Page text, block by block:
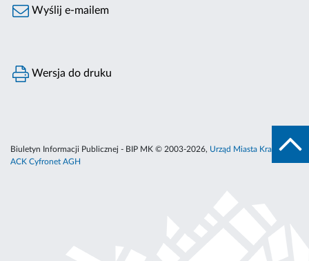
Wyślij e-mailem
Wersja do druku
Biuletyn Informacji Publicznej - BIP MK © 2003-2026, Urząd Miasta Krakowa
ACK Cyfronet AGH